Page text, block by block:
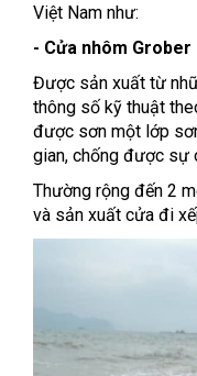
Việt Nam như:
- Cửa nhôm Grober
Được sản xuất từ
thông số kỹ thuật
được sơn một lớp
gian, chống được sự
Thường rộng đến 2
và sản xuất cửa đi